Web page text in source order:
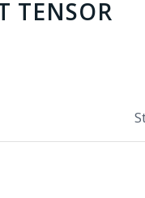
TENSOR